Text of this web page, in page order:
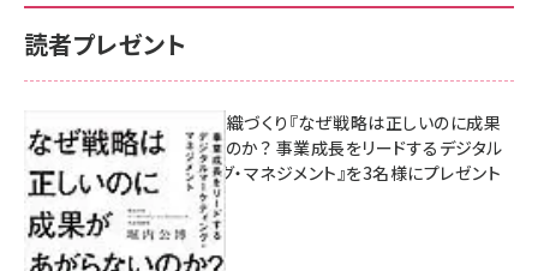
読者プレゼント
成果を生む組織づくり『なぜ戦略は正しいのに成果
があがらないのか？ 事業成長をリードするデジタル
マーケティング・マネジメント』を3名様にプレゼント
8月7日 10:00